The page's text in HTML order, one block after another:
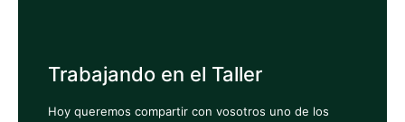
Trabajando en el Taller
Hoy queremos compartir con vosotros uno de los